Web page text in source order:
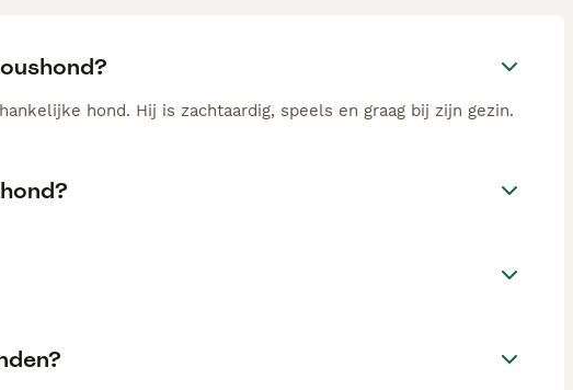
hond. Hij is zachtaardig, speels en graag bij zijn gezin.